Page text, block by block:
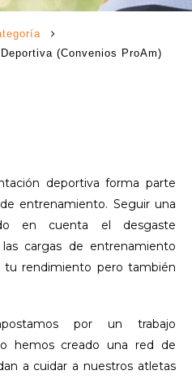
(Convenios ProAm)
deportiva forma parte
entrenamiento. Seguir una
en cuenta el desgaste
cargas de entrenamiento
tu rendimiento pero también
por un trabajo
hemos creado una red de
a cuidar a nuestros atletas